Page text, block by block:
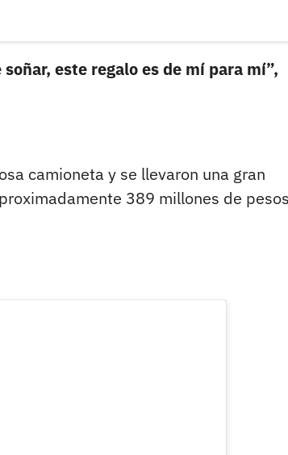
este regalo es de mí para mí”,
camioneta y se llevaron una gran
389 millones de